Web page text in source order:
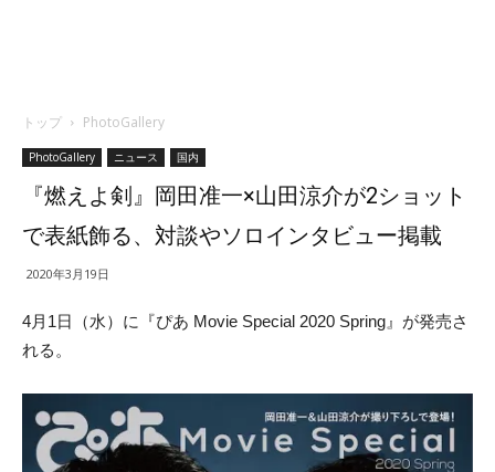
トップ PhotoGallery
PhotoGallery ニュース 国内
『燃えよ剣』岡田准一×山田涼介が2ショット
で表紙飾る、対談やソロインタビュー掲載
2020年3月19日
4月1日（水）に『ぴあ Movie Special 2020 Spring』が発売さ
れる。